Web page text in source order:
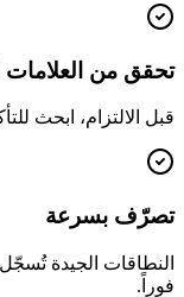
تحقق من العلامات
قبل الالتزام، ابحث
تصرّف بسرعة
النطاقات الجيدة
فوراً.